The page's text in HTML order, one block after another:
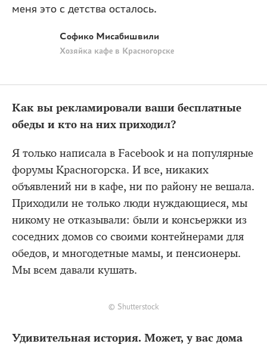
меня это с детства осталось.
Софико Мисабишвили
Хозяйка кафе в Красногорске
Как вы рекламировали ваши бесплатные
обеды и кто на них приходил?
Я только написала в Facebook и на популярные
форумы Красногорска. И все, никаких
объявлений ни в кафе, ни по району не вешала.
Приходили не только люди нуждающиеся, мы
никому не отказывали: были и консьержки из
соседних домов со своими контейнерами для
обедов, и многодетные мамы, и пенсионеры.
Мы всем давали кушать.
© Shutterstock
Удивительная история. Может, у вас дома